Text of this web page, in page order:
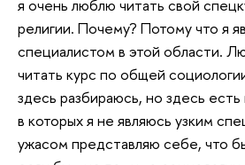
я очень люблю читать свой
религии. Почему? Потому что я
специалистом в этой области.
читать курс по общей
здесь разбираюсь, но здесь
в которых я не являюсь узким
ужасом представляю себе, что